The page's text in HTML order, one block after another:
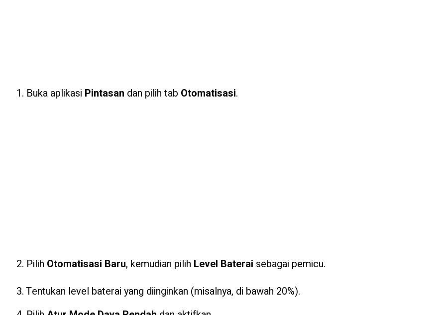
1. Buka aplikasi Pintasan dan pilih tab Otomatisasi.
2. Pilih Otomatisasi Baru, kemudian pilih Level Baterai sebagai pemicu.
3. Tentukan level baterai yang diinginkan (misalnya, di bawah 20%).